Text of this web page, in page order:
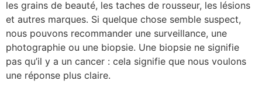
les grains de beauté, les taches de rousseur, les lésions
et autres marques. Si quelque chose semble suspect,
nous pouvons recommander une surveillance, une
photographie ou une biopsie. Une biopsie ne signifie
pas qu’il y a un cancer : cela signifie que nous voulons
une réponse plus claire.